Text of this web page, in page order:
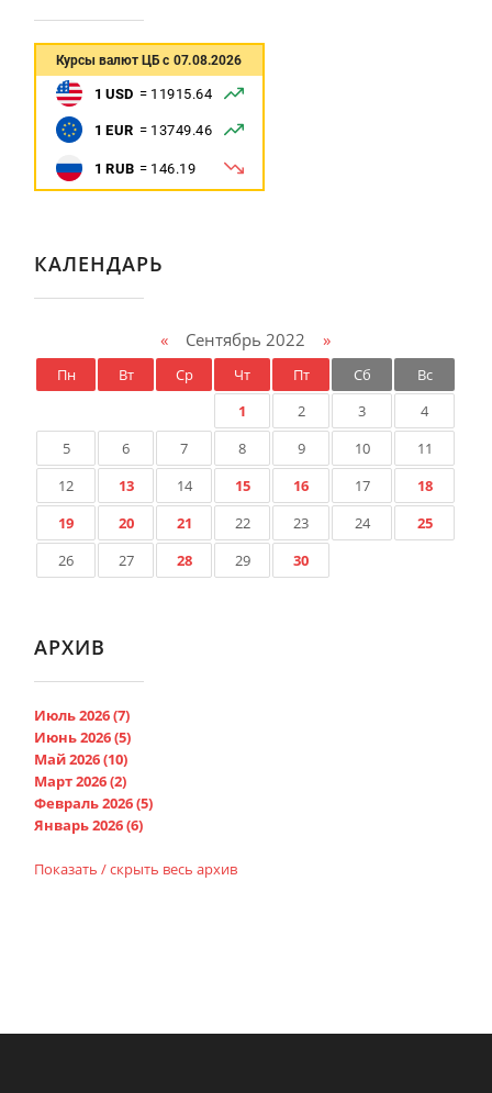
КАЛЕНДАРЬ
« Сентябрь 2022»
Пн Вт Ср Чт Пт Сб
Вс
1
2 3
4
5
6 7 8 9 10
11
12
13 14 15 16 17
18
19
20 21 22 23 24
25
26
27 28 29 30
АРХИВ
Июль 2026 (7)
Июнь 2026 (5)
Май 2026 (10)
Март 2026 (2)
Февраль 2026 (5)
Январь 2026 (6)
Показать / скрыть весь архив